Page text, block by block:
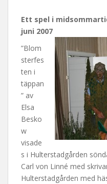
Ett spel i
juni 2007
”Blom
sterfes
ten i
täppan
” av
Elsa
Besko
w
visade
s i Hulterstadgården
Carl von Linné med
Hulterstadgården med